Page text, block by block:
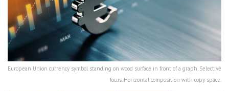
European Union currency symbol standing on wood surface in front of a graph. Selective
focus. Horizontal composition with copy space.